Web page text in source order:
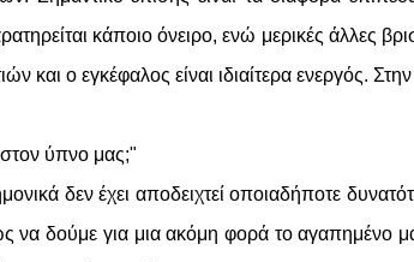
κάποιο όνειρο, ενώ μερικές άλλες
και ο εγκέφαλος είναι ιδιαίτερα ενεργός.
στον ύπνο μας;"
δεν έχει αποδειχτεί οποιαδήποτε
να δούμε για μια ακόμη φορά το αγαπημένο